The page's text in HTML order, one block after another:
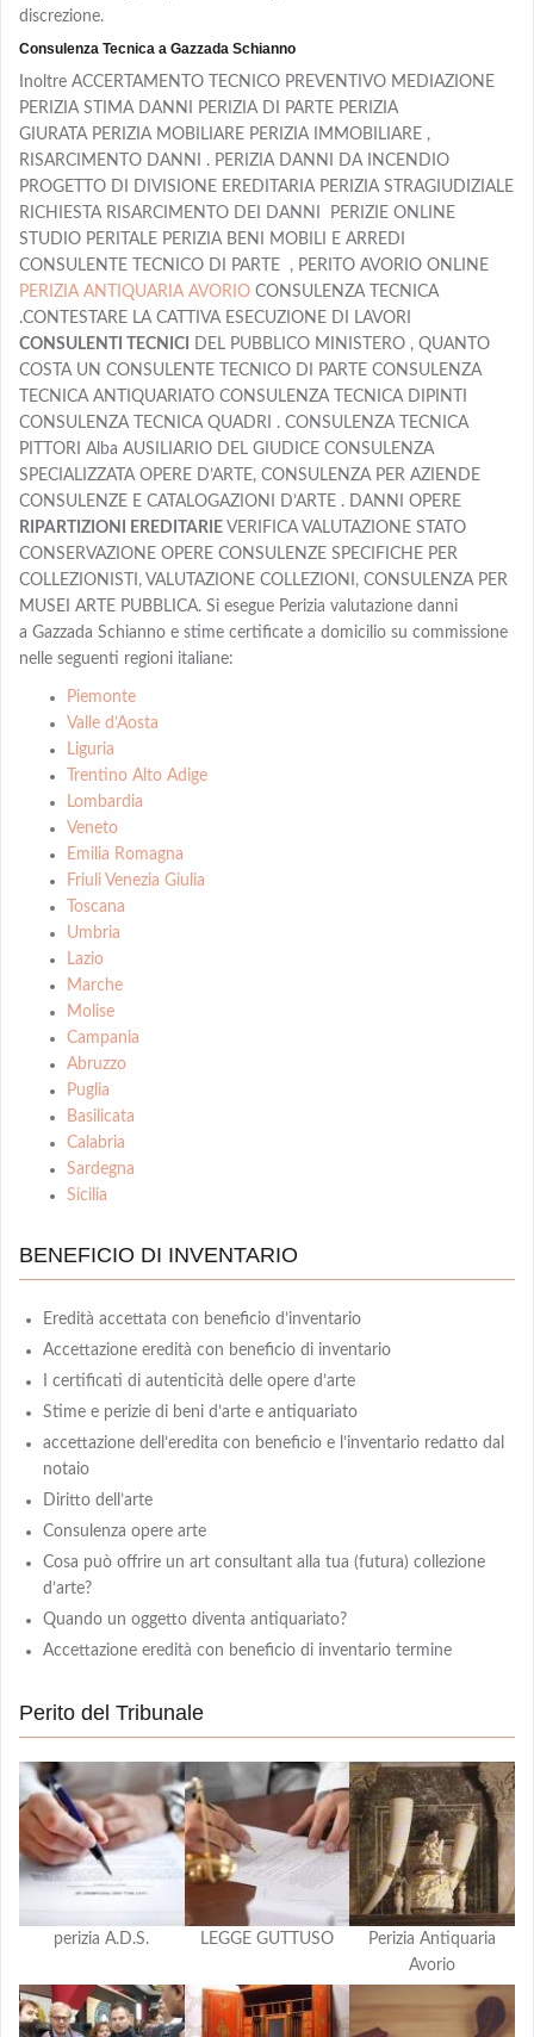
discrezione.
Consulenza Tecnica a Gazzada Schianno
Inoltre ACCERTAMENTO TECNICO PREVENTIVO MEDIAZIONE
PERIZIA STIMA DANNI PERIZIA DI PARTE PERIZIA
GIURATA PERIZIA MOBILIARE PERIZIA IMMOBILIARE ,
RISARCIMENTO DANNI . PERIZIA DANNI DA INCENDIO
PROGETTO DI DIVISIONE EREDITARIA PERIZIA STRAGIUDIZIALE
RICHIESTA RISARCIMENTO DEI DANNI PERIZIE ONLINE
STUDIO PERITALE PERIZIA BENI MOBILI E ARREDI
CONSULENTE TECNICO DI PARTE , PERITO AVORIO ONLINE
PERIZIA ANTIQUARIA AVORIO CONSULENZA TECNICA
.CONTESTARE LA CATTIVA ESECUZIONE DI LAVORI
CONSULENTI TECNICI
DEL PUBBLICO MINISTERO , QUANTO
COSTA UN CONSULENTE TECNICO DI PARTE CONSULENZA
TECNICA ANTIQUARIATO CONSULENZA TECNICA DIPINTI
CONSULENZA TECNICA QUADRI . CONSULENZA TECNICA
PITTORI Alba AUSILIARIO DEL GIUDICE CONSULENZA
SPECIALIZZATA OPERE D’ARTE, CONSULENZA PER AZIENDE
CONSULENZE E CATALOGAZIONI D’ARTE . DANNI OPERE
RIPARTIZIONI EREDITARIE VERIFICA VALUTAZIONE STATO
CONSERVAZIONE OPERE CONSULENZE SPECIFICHE PER
COLLEZIONISTI, VALUTAZIONE COLLEZIONI, CONSULENZA PER
MUSEI ARTE PUBBLICA. Si esegue Perizia valutazione danni
a Gazzada Schianno e stime certificate a domicilio su commissione
nelle seguenti regioni italiane:
Piemonte
Valle d’Aosta
Liguria
Trentino Alto Adige
Lombardia
Veneto
Emilia Romagna
Friuli Venezia Giulia
Toscana
Umbria
Lazio
Marche
Molise
Campania
Abruzzo
Puglia
Basilicata
Calabria
Sardegna
Sicilia
BENEFICIO DI INVENTARIO
Eredità accettata con beneficio d’inventario
Accettazione eredità con beneficio di inventario
I certificati di autenticità delle opere d’arte
Stime e perizie di beni d’arte e antiquariato
accettazione dell’eredita con beneficio e l’inventario redatto dal
notaio
Diritto dell’arte
Consulenza opere arte
Cosa può offrire un art consultant alla tua (futura) collezione
d’arte?
Quando un oggetto diventa antiquariato?
Accettazione eredità con beneficio di inventario termine
Perito del Tribunale
perizia A.D.S. LEGGE GUTTUSO
Perizia Antiquaria
Avorio